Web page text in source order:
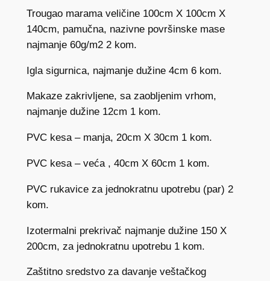
Trougao marama veličine 100cm X 100cm X
140cm, pamučna, nazivne površinske mase
najmanje 60g/m2 2 kom.
Igla sigurnica, najmanje dužine 4cm 6 kom.
Makaze zakrivljene, sa zaobljenim vrhom,
najmanje dužine 12cm 1 kom.
PVC kesa – manja, 20cm X 30cm 1 kom.
PVC kesa – veća , 40cm X 60cm 1 kom.
PVC rukavice za jednokratnu upotrebu (par) 2
kom.
Izotermalni prekrivač najmanje dužine 150 X
200cm, za jednokratnu upotrebu 1 kom.
Zaštitno sredstvo za davanje veštačkog